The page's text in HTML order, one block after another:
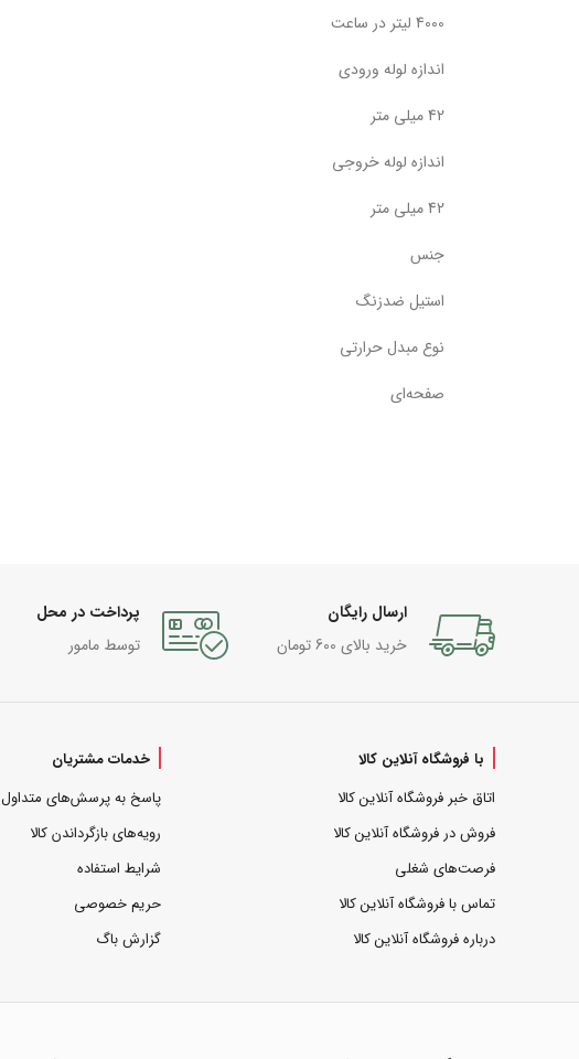
4000 لیتر در ساعت
اندازه لوله ورودی
42 میلی متر
اندازه لوله خروجی
42 میلی متر
جنس
استیل ضدزنگ
نوع مبدل حرارتی
صفحه‌ای
ارسال رایگان
خرید بالای 600 تومان
پرداخت در محل
توسط مامور
با فروشگاه آنلاین کالا
اتاق خبر فروشگاه آنلاین کالا
فروش در فروشگاه آنلاین کالا
فرصت‌های شغلی
تماس با فروشگاه آنلاین کالا
درباره فروشگاه آنلاین کالا
خدمات مشتریان
پاسخ به پرسش‌های متداول
رویه‌های بازگرداندن کالا
شرایط استفاده
حریم خصوصی
گزارش باگ